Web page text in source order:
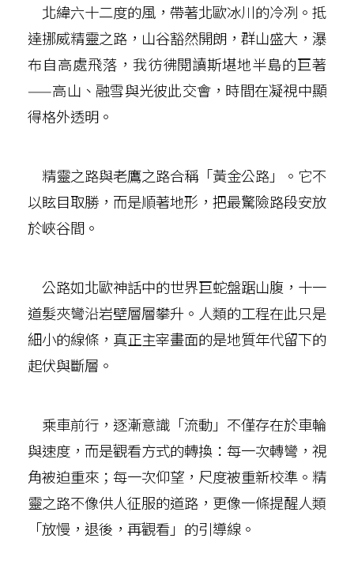
北緯六十二度的風，帶著北歐冰川的冷冽。抵
達挪威精靈之路，山谷豁然開朗，群山盛大，瀑
布自高處飛落，我彷彿閱讀斯堪地半島的巨著
——高山、融雪與光彼此交會，時間在凝視中顯
得格外透明。
精靈之路與老鷹之路合稱「黃金公路」。它不
以眩目取勝，而是順著地形，把最驚險路段安放
於峽谷間。
公路如北歐神話中的世界巨蛇盤踞山腹，十一
道髮夾彎沿岩壁層層攀升。人類的工程在此只是
細小的線條，真正主宰畫面的是地質年代留下的
起伏與斷層。
乘車前行，逐漸意識「流動」不僅存在於車輪
與速度，而是觀看方式的轉換：每一次轉彎，視
角被迫重來；每一次仰望，尺度被重新校準。精
靈之路不像供人征服的道路，更像一條提醒人類
「放慢，退後，再觀看」的引導線。